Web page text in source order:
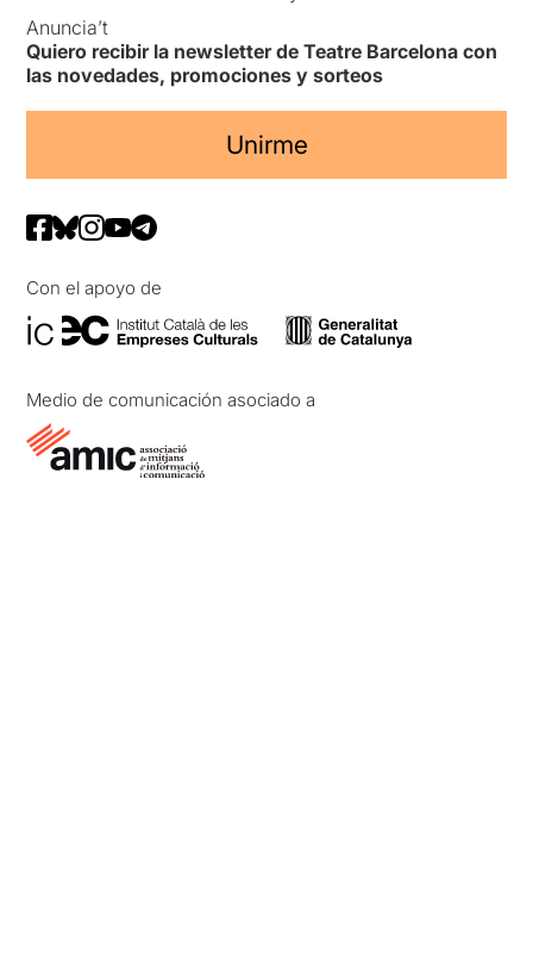
Anuncia’t
Quiero recibir la newsletter de Teatre Barcelona con
las novedades, promociones y sorteos
Unirme
Con el apoyo de
Medio de comunicación asociado a